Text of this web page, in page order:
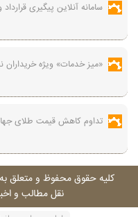
سامانه آنلاین پیگیری
«میز خدمات» ویژه خریداران
تداوم کاهش قیمت طلای
کليه حقوق محفوظ و متعلق به
نقل مطالب و